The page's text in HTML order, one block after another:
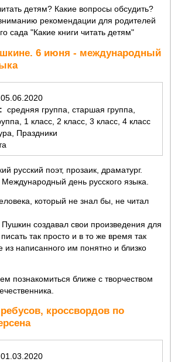
детям? Какие вопросы обсудить?
рекомендации для родителей
сада "Какие книги читать детям"
6 июня - международный
05.06.2020
средняя группа, старшая группа,
1 класс, 2 класс, 3 класс, 4 класс
Праздники
русский поэт, прозаик, драматург.
день русского языка.
который не знал бы, не читал
создавал свои произведения для
так просто и в то же время так
из написанного им понятно и близко
познакомиться ближе с творчеством
кроссвордов по
01.03.2020